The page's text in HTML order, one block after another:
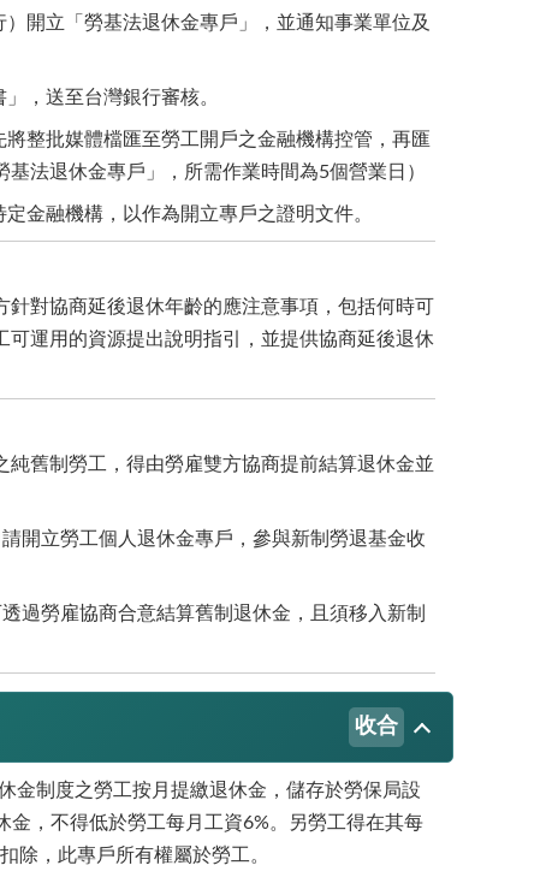
開立「勞基法退休金專戶」，並通知事業單位及
，送至台灣銀行審核。
整批媒體檔匯至勞工開戶之金融機構控管，再匯
基法退休金專戶」，所需作業時間為5個營業日）
金融機構，以作為開立專戶之證明文件。
對協商延後退休年齡的應注意事項，包括何時可
運用的資源提出說明指引，並提供協商延後退休
舊制勞工，得由勞雇雙方協商提前結算退休金並
開立勞工個人退休金專戶，參與新制勞退基金收
過勞雇協商合意結算舊制退休金，且須移入新制
收合
金制度之勞工按月提繳退休金，儲存於勞保局設
，不得低於勞工每月工資6%。另勞工得在其每
除，此專戶所有權屬於勞工。